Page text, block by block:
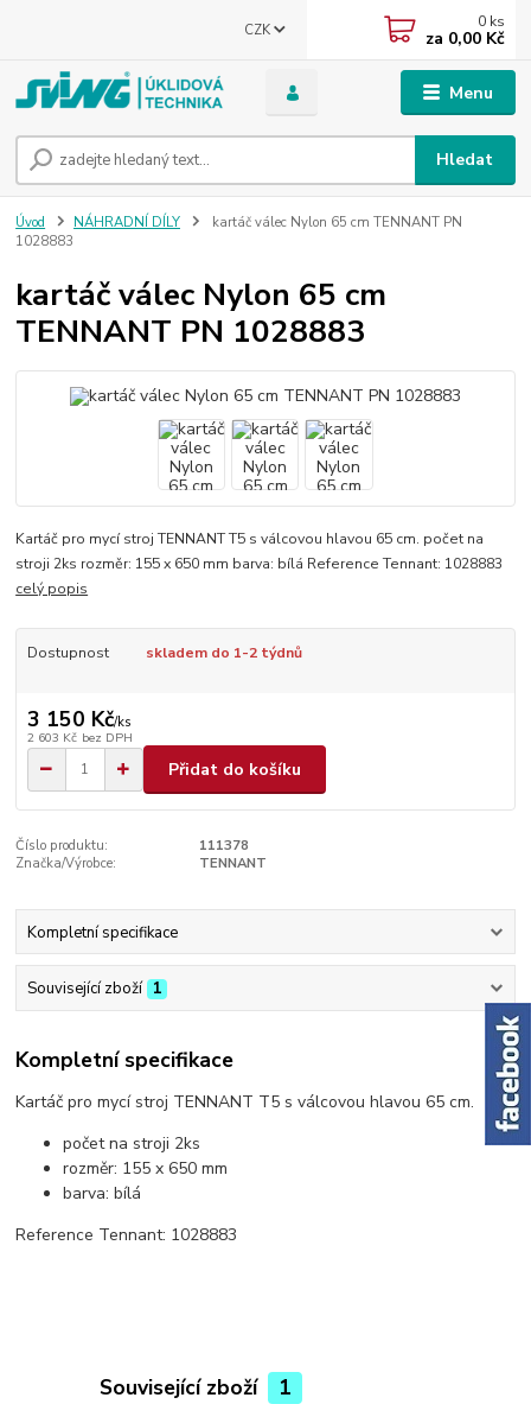
Menu
CZK
Hledat
0 ks
za 0,00 Kč
Úvod NÁHRADNÍ DÍLY
kartáč válec Nylon 65 cm TENNANT PN
1028883
kartáč válec Nylon 65 cm
TENNANT PN 1028883
Kartáč pro mycí stroj TENNANT T5 s válcovou hlavou 65 cm. počet na
stroji 2ks rozměr: 155 x 650 mm barva: bílá Reference Tennant: 1028883
celý popis
Dostupnost skladem do 1-2 týdnů
3 150 Kč/ks
2 603 Kč bez DPH
Přidat do košíku
Číslo produktu:
111378
Značka/Výrobce:
TENNANT
Kompletní specifikace
Související zboží 1
Kompletní specifikace
Kartáč pro mycí stroj TENNANT T5 s válcovou hlavou 65 cm.
počet na stroji 2ks
rozměr: 155 x 650 mm
barva: bílá
Reference Tennant: 1028883
Související zboží 1